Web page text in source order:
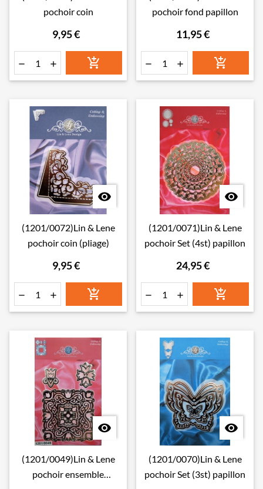
pochoir coin
9,95 €
  
pochoir fond papillon
11,95 €
  

(1201/0072)Lin & Lene
pochoir coin (pliage)
9,95 €
  

(1201/0071)Lin & Lene
pochoir Set (4st) papillon
24,95 €
  

(1201/0049)Lin & Lene
pochoir ensemble

(1201/0070)Lin & Lene
pochoir Set (3st) papillon